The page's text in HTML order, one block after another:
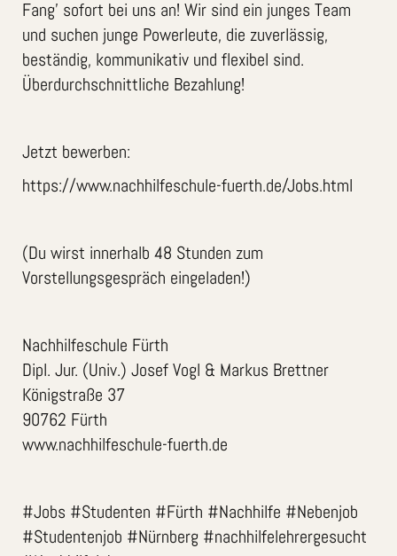
Fang’ sofort bei uns an! Wir sind ein junges Team
und suchen junge Powerleute, die zuverlässig,
beständig, kommunikativ und flexibel sind.
Überdurchschnittliche Bezahlung!
Jetzt bewerben:
https://www.nachhilfeschule-fuerth.de/Jobs.html
(Du wirst innerhalb 48 Stunden zum
Vorstellungsgespräch eingeladen!)
Nachhilfeschule Fürth
Dipl. Jur. (Univ.) Josef Vogl & Markus Brettner
Königstraße 37
90762 Fürth
www.nachhilfeschule-fuerth.de
#Jobs #Studenten #Fürth #Nachhilfe #Nebenjob
#Studentenjob #Nürnberg #nachhilfelehrergesucht